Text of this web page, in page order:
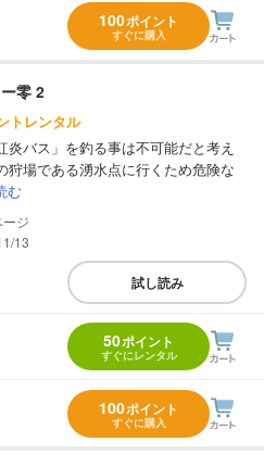
100ポイント
すぐに購入
零 2
トレンタル
炎バス」を釣る事は不可能だと考え
狩場である湧水点に行くため危険な
む
13
試し読み
50ポイント
すぐにレンタル
100ポイント
すぐに購入